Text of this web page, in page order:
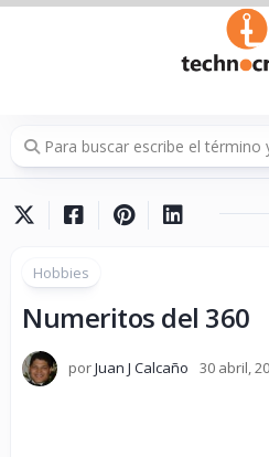
Saltar
Hobbies
Numeritos del 360
porJuan J Calcaño 30 abril,